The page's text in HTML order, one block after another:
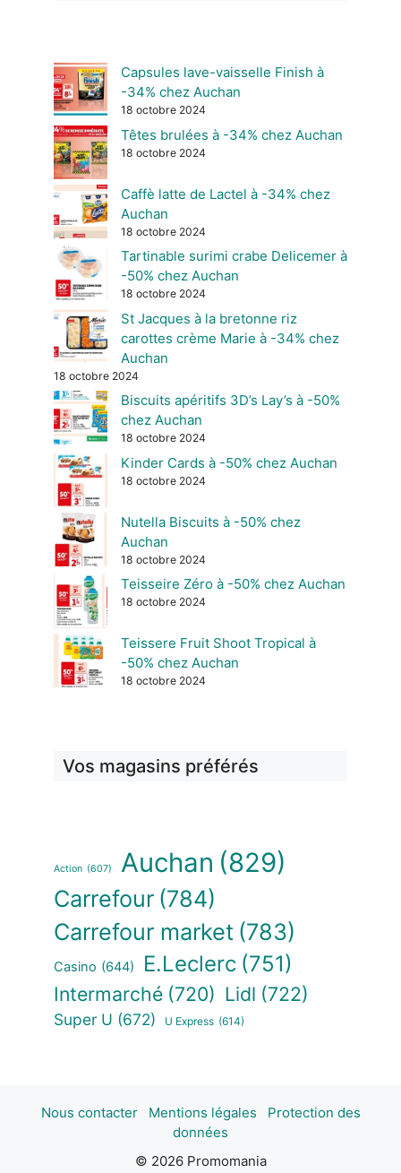
Capsules lave-vaisselle Finish à
-34% chez Auchan
18 octobre 2024
Têtes brulées à -34% chez Auchan
18 octobre 2024
Caffè latte de Lactel à -34% chez
Auchan
18 octobre 2024
Tartinable surimi crabe Delicemer à
-50% chez Auchan
18 octobre 2024
St Jacques à la bretonne riz
carottes crème Marie à -34% chez
Auchan
18 octobre 2024
Biscuits apéritifs 3D’s Lay’s à -50%
chez Auchan
18 octobre 2024
Kinder Cards à -50% chez Auchan
18 octobre 2024
Nutella Biscuits à -50% chez
Auchan
18 octobre 2024
Teisseire Zéro à -50% chez Auchan
18 octobre 2024
Teissere Fruit Shoot Tropical à
-50% chez Auchan
18 octobre 2024
Vos magasins préférés
Action (607) Auchan (829)
Carrefour (784)
Carrefour market (783)
Casino (644) E.Leclerc (751)
Intermarché (720) Lidl (722)
Super U (672) U Express (614)
Nous contacter Mentions légales
Protection des
données
© 2026 Promomania